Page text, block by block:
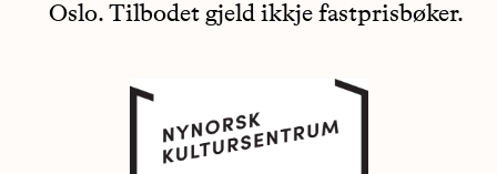
Oslo. Tilbodet gjeld ikkje fastprisbøker.